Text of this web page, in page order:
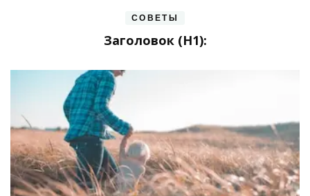
СОВЕТЫ
Заголовок (H1):